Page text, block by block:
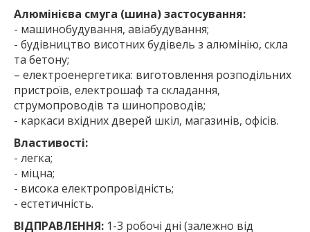
Алюмінієва смуга (шина) застосування:
- машинобудування, авіабудування;
- будівництво висотних будівель з алюмінію, скла
та бетону;
– електроенергетика: виготовлення розподільних
пристроїв, електрошаф та складання,
струмопроводів та шинопроводів;
- каркаси вхідних дверей шкіл, магазинів, офісів.
Властивості:
- легка;
- міцна;
- висока електропровідність;
- естетичність.
ВІДПРАВЛЕННЯ: 1-3 робочі дні (залежно від